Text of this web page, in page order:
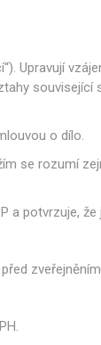
Upravují
související
o dílo.
se rozumí
a potvrzuje,